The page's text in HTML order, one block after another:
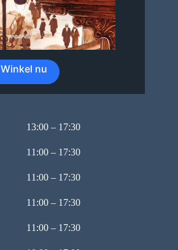
Winkel nu
13:00 – 17:30
11:00 – 17:30
11:00 – 17:30
11:00 – 17:30
11:00 – 17:30